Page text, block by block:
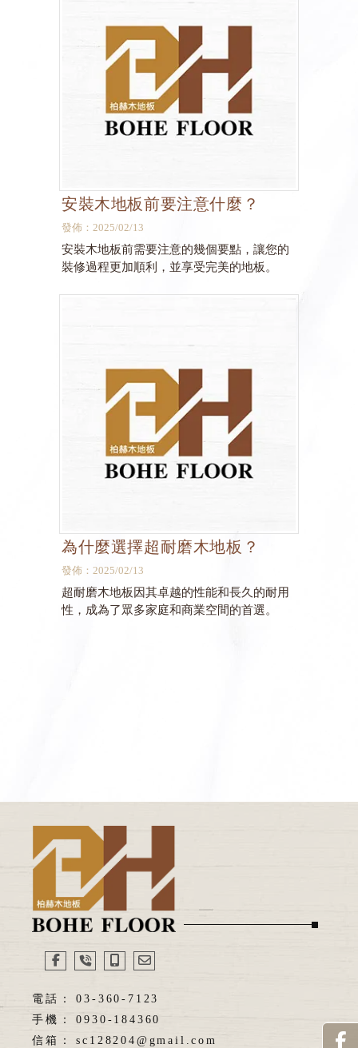
安裝木地板前要注意什麼？
發佈：2025/02/13
安裝木地板前需要注意的幾個要點，讓您的
裝修過程更加順利，並享受完美的地板。
為什麼選擇超耐磨木地板？
發佈：2025/02/13
超耐磨木地板因其卓越的性能和長久的耐用
性，成為了眾多家庭和商業空間的首選。
03-360-7123
0930-184360
sc128204@gmail.com